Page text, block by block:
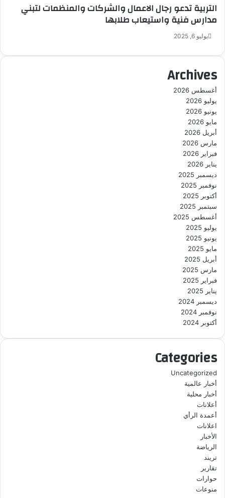
ل
ا
التربية تدعو رجال الاعمال والشركات والمنظمات لتبني
مدارس فنية واستيعاب طلابها
يوليو 6, 2025
Archives
أغسطس 2026
يوليو 2026
يونيو 2026
مايو 2026
أبريل 2026
مارس 2026
فبراير 2026
يناير 2026
ديسمبر 2025
نوفمبر 2025
أكتوبر 2025
سبتمبر 2025
أغسطس 2025
يوليو 2025
يونيو 2025
مايو 2025
أبريل 2025
مارس 2025
فبراير 2025
يناير 2025
ديسمبر 2024
نوفمبر 2024
أكتوبر 2024
Categories
Uncategorized
أخبار عالمية
أخبار محلية
أعلانات
أعمدة الرأي
اعلانات
الأخبار
الرياضة
تريند
تقارير
حوارات
منوعات